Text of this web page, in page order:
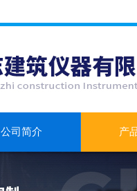
公司简介 产